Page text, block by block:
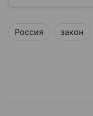
анализа этого
Россия закон